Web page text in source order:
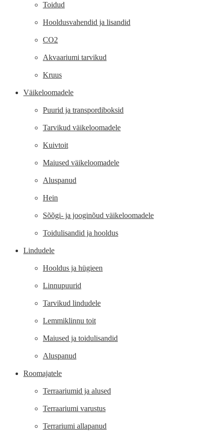
Toidud
Hooldusvahendid ja lisandid
CO2
Akvaariumi tarvikud
Kruus
Väikeloomadele
Puurid ja transpordiboksid
Tarvikud väikeloomadele
Kuivtoit
Maiused väikeloomadele
Aluspanud
Hein
Sõõgi- ja jooginõud väikeloomadele
Toidulisandid ja hooldus
Lindudele
Hooldus ja hügieen
Linnupuurid
Tarvikud lindudele
Lemmiklinnu toit
Maiused ja toidulisandid
Aluspanud
Roomajatele
Terraariumid ja alused
Terraariumi varustus
Terrariumi allapanud